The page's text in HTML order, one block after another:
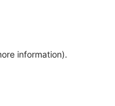
information).